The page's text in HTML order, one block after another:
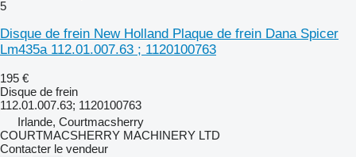
5
Disque de frein New Holland Plaque de frein Dana Spicer
Lm435a 112.01.007.63 ; 1120100763
195 €
Disque de frein
112.01.007.63; 1120100763
Irlande, Courtmacsherry
COURTMACSHERRY MACHINERY LTD
Contacter le vendeur